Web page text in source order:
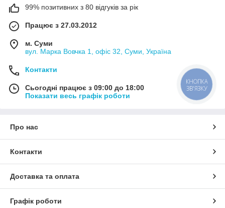
99% позитивних з 80 відгуків за рік
Працює з 27.03.2012
м. Суми
вул. Марка Вовчка 1, офіс 32, Суми, Україна
Контакти
Сьогодні працює з 09:00 до 18:00
Показати весь графік роботи
Про нас
Контакти
Доставка та оплата
Графік роботи
КНОПКА
ЗВ'ЯЗКУ